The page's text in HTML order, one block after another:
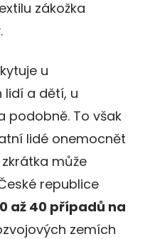
zákožka
u
a dětí, u
podobně. To však
lidé onemocnět
může
republice
až 40 případů na
zemích